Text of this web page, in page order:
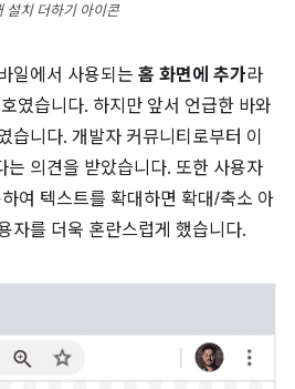
설치 더하기 아이콘
일에서 사용되는 홈 화면에 추가라
였습니다. 하지만 앞서 언급한 바와
습니다. 개발자 커뮤니티로부터 이
는 의견을 받았습니다. 또한 사용자
여 텍스트를 확대하면 확대/축소 아
자를 더욱 혼란스럽게 했습니다.